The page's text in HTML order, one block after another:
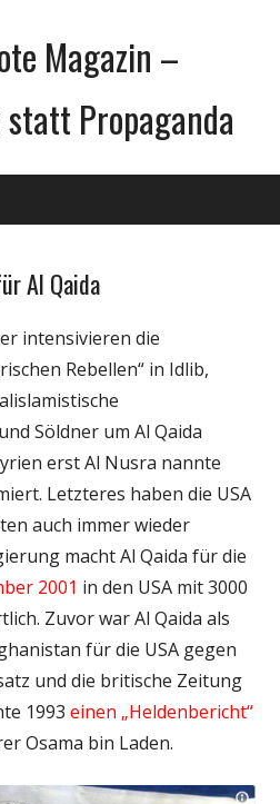
Magazin –
Propaganda
Al Qaida
intensivieren die
Rebellen“ in Idlib,
Söldner um Al Qaida
erst Al Nusra nannte
Letzteres haben die USA
auch immer wieder
macht Al Qaida für die
2001 in den USA mit 3000
Zuvor war Al Qaida als
für die USA gegen
und die britische Zeitung
1993 einen „Heldenbericht“
Osama bin Laden.